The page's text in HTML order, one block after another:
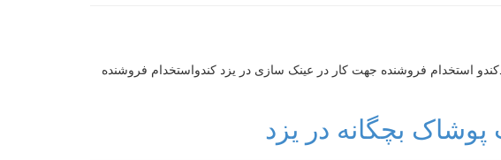
استخدام فروشنده جهت کار در عینک سازی در یزد کندواستخدام فروشنده
بچگانه در یزد